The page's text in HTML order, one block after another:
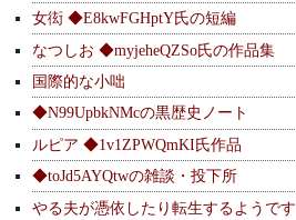
女衒 ◆E8kwFGHptY氏の短編
なつしお ◆myjeheQZSo氏の作品集
国際的な小咄
◆N99UpbkNMcの黒歴史ノート
ルピア ◆1v1ZPWQmKI氏作品
◆toJd5AYQtwの雑談・投下所
やる夫が憑依したり転生するようです